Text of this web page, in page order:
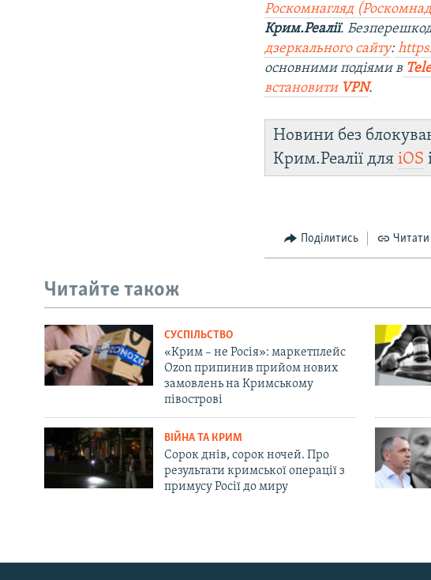
Русский
Роскомнагляд
Крим.Реалії.
дзеркального сайту:
основними подіями в
встановити VPN.
Новини без
Крим.Реалії дляiOS
Поділитись Читати
Читайте також
СУСПІЛЬСТВО
«Крим – не Росія»: маркетплейс
Ozon припинив прийом нових
замовлень на Кримському
півострові
ВІЙНА ТА КРИМ
Сорок днів, сорок ночей. Про
результати кримської операції з
примусу Росії до миру